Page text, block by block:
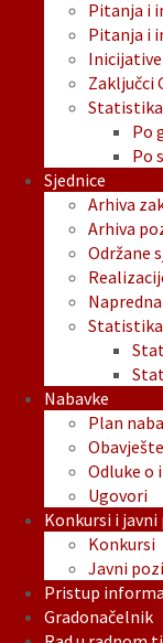
Pitanja i
Pitanja i
Inicijative
Zaključci
Po
Po
Sjednice
Arhiva
Arhiva
Održane
Statistika
Nabavke
Plan
Odluke o
Ugovori
Konkursi i javni
Konkursi
Javni
Pristup
Gradonačelnik